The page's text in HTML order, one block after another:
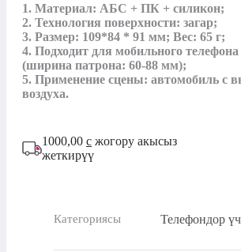
1. Материал: АБС + ПК + силикон;
2. Технология поверхности: загар;
3. Размер: 109*84 * 91 мм; Вес: 65 г;
4. Подходит для мобильного
(ширина патрона: 60-88 мм);
5. Применение сцены: автомобиль с
воздуха.
1000,00 с жогору акысыз
жеткирүү
Категориясы Телефондор